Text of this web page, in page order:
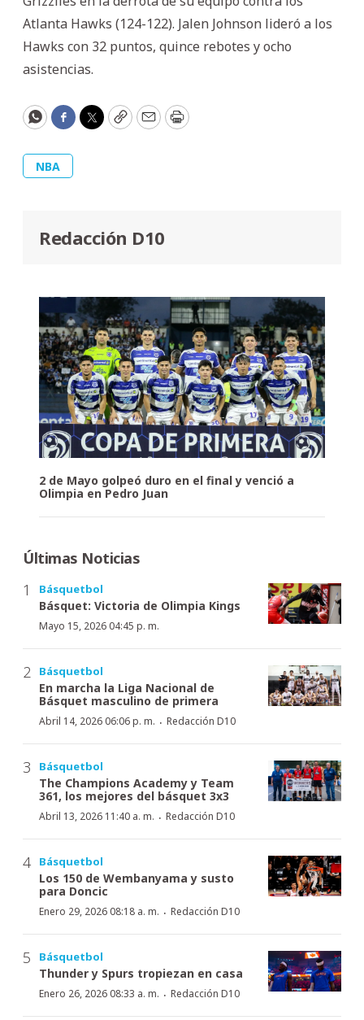
Atlanta Hawks (124-122). Jalen Johnson lideró a los
Hawks con 32 puntos, quince rebotes y ocho
asistencias.
WhatsApp
Facebook
Twitter
CopyEmailPrint
NBA
Redacción D10
2 de Mayo golpeó duro en el final y venció a
Olimpia en Pedro Juan
Últimas Noticias
Básquetbol
Básquet: Victoria de Olimpia Kings
Mayo 15, 2026 04:45 p. m.
Básquetbol
En marcha la Liga Nacional de
Básquet masculino de primera
Abril 14, 2026 06:06 p. m. · Redacción D10
Básquetbol
The Champions Academy y Team
361, los mejores del básquet 3x3
Abril 13, 2026 11:40 a. m. · Redacción D10
Básquetbol
Los 150 de Wembanyama y susto
para Doncic
Enero 29, 2026 08:18 a. m. · Redacción D10
Básquetbol
Thunder y Spurs tropiezan en casa
Enero 26, 2026 08:33 a. m. · Redacción D10